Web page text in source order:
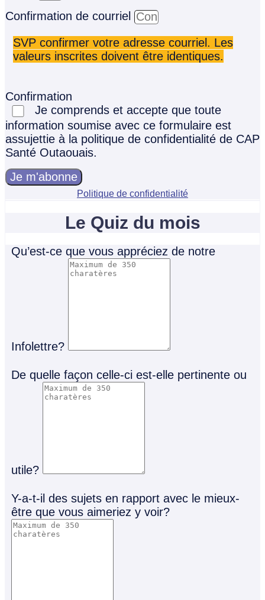
Confirmation de courriel
SVP confirmer votre adresse courriel. Les
valeurs inscrites doivent être identiques.
Confirmation
Je comprends et accepte que toute
information soumise avec ce formulaire est
assujettie à la politique de confidentialité de CAP
Santé Outaouais.
Je m'abonne
Politique de confidentialité
Le Quiz du mois
Qu’est-ce que vous appréciez de notre
Infolettre?
De quelle façon celle-ci est-elle pertinente ou
utile?
Y-a-t-il des sujets en rapport avec le mieux-
être que vous aimeriez y voir?